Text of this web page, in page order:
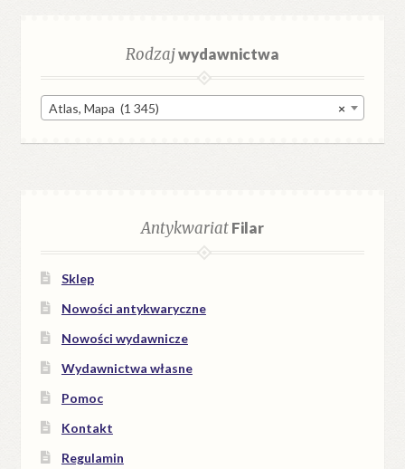
Rodzajwydawnictwa
×
Atlas, Mapa (1 345)
AntykwariatFilar
Sklep
Nowości antykwaryczne
Nowości wydawnicze
Wydawnictwa własne
Pomoc
Kontakt
Regulamin